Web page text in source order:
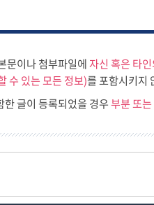
문이나 첨부파일에자신 혹은 타
수 있는 모든 정보)를 포함시키지
한 글이 등록되었을 경우부분 또